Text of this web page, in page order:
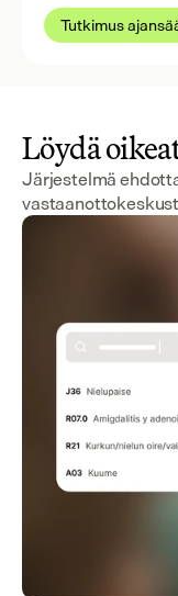
Tutkimus
Löydä
Järjestelmä